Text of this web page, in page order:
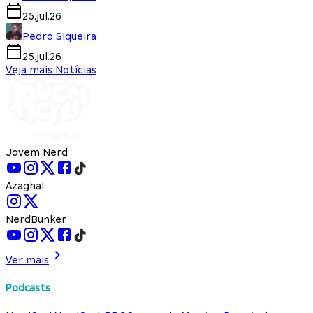
25.jul.26
Pedro Siqueira
25.jul.26
Veja mais Notícias
Jovem Nerd
Azaghal
NerdBunker
Ver mais
Podcasts